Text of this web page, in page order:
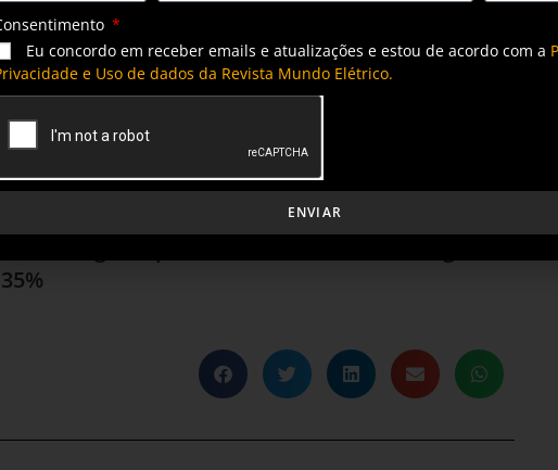
elétrico. E aprender com a experiência dos nossos
e descontraída”, afirma Gustavo Ayla, presidente da Bolt
às quintas-feiras, em todas as plataformas de
migram para mercado livre de energia em
Eu concordo em receber emails e atualizações e estou de acordo com a
e Uso de dados da Revista Mundo Elétrico.
ENVIAR